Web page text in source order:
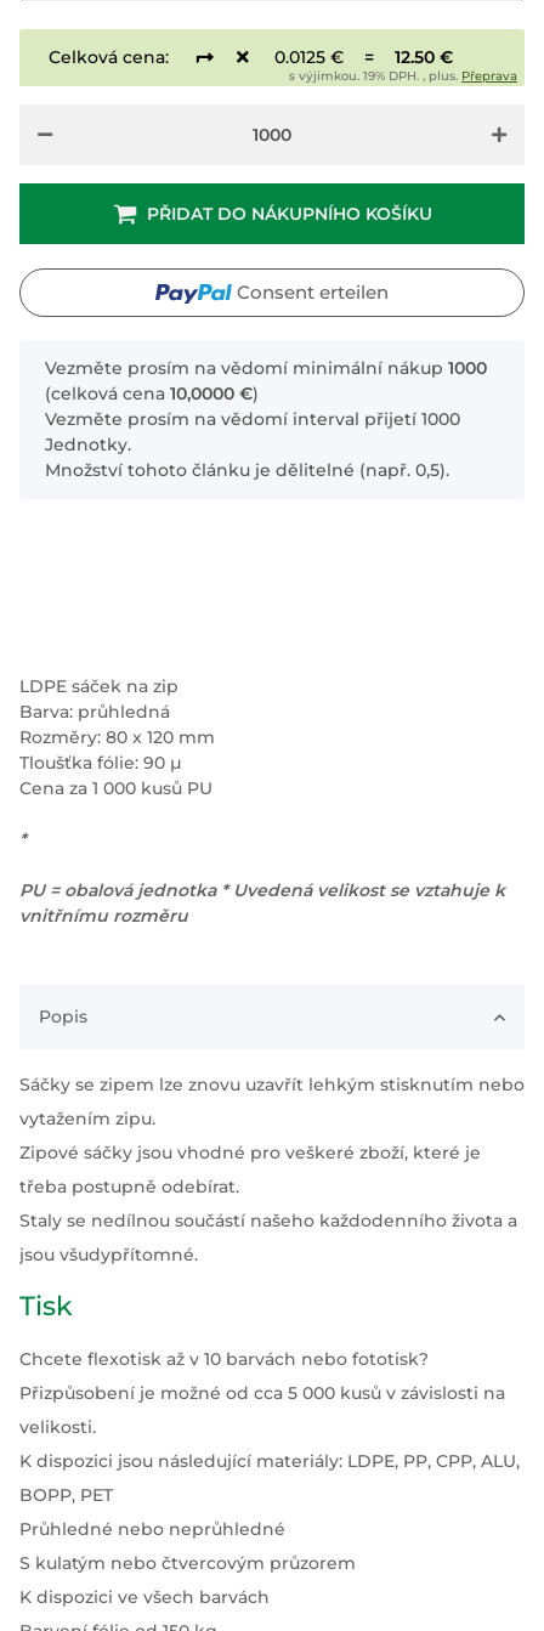
LDPE sáček na zip
Barva: průhledná
Rozměry: 80 x 120 mm
Tloušťka fólie: 90 µ
Cena za 1 000 kusů PU
*
PU = obalová jednotka * Uvedená velikost se vztahuje k
vnitřnímu rozměru
Celková cena: 0.0125 € = 12.50 €
s výjimkou. 19% DPH. , plus. Přeprava
PŘIDAT DO NÁKUPNÍHO KOŠÍKU
Consent erteilen
x
Vezměte prosím na vědomí minimální nákup 1000
(celková cena 10,0000 €)
Vezměte prosím na vědomí interval přijetí 1000
Jednotky.
Množství tohoto článku je dělitelné (např. 0,5).
Popis
Sáčky se zipem lze znovu uzavřít lehkým stisknutím nebo
vytažením zipu.
Zipové sáčky jsou vhodné pro veškeré zboží, které je
třeba postupně odebírat.
Staly se nedílnou součástí našeho každodenního života a
jsou všudypřítomné.
Tisk
Chcete flexotisk až v 10 barvách nebo fototisk?
Přizpůsobení je možné od cca 5 000 kusů v závislosti na
velikosti.
K dispozici jsou následující materiály: LDPE, PP, CPP, ALU,
BOPP, PET
Průhledné nebo neprůhledné
S kulatým nebo čtvercovým průzorem
K dispozici ve všech barvách